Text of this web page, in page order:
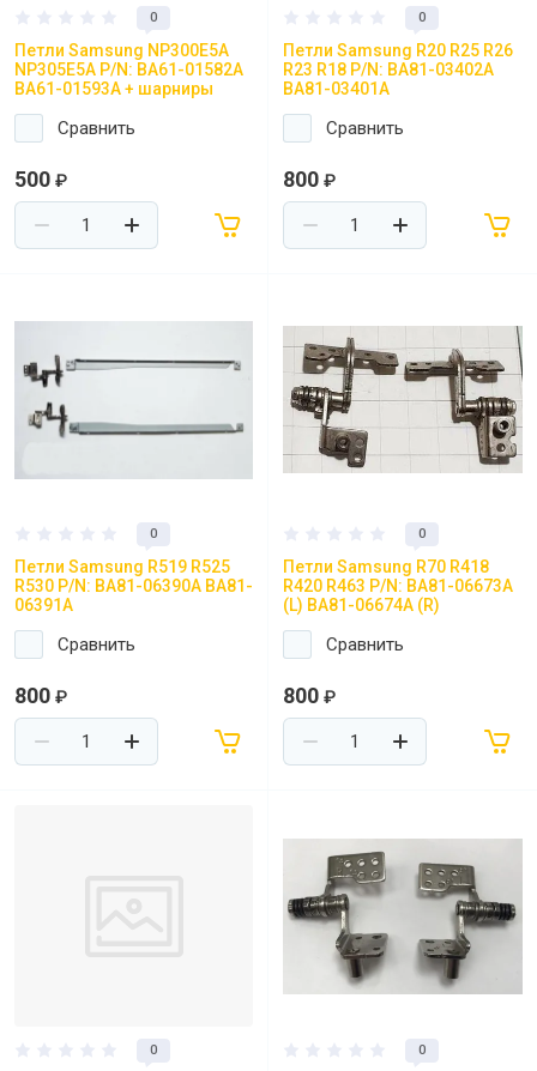
0
Петли Samsung NP300E5A
NP305E5A P/N: BA61-01582A
BA61-01593A + шарниры
Сравнить
500 ₽
0
Петли Samsung R20 R25 R26
R23 R18 P/N: BA81-03402A
BA81-03401A
Сравнить
800 ₽
0
Петли Samsung R519 R525
R530 P/N: BA81-06390A BA81-
06391A
Сравнить
800 ₽
0
Петли Samsung R70 R418
R420 R463 P/N: BA81-06673A
(L) BA81-06674A (R)
Сравнить
800 ₽
0 0